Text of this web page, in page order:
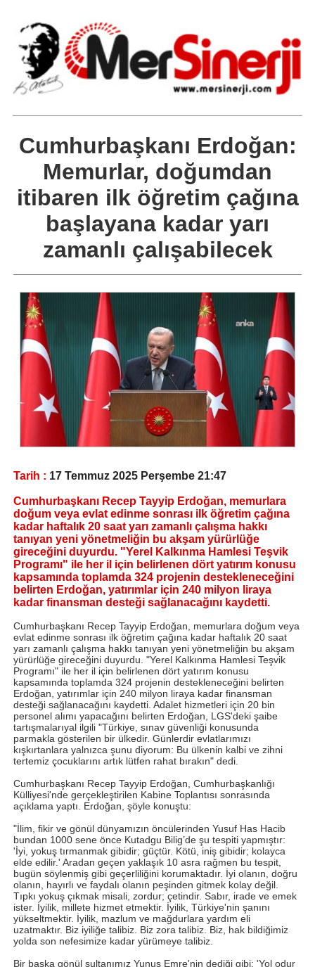
Cumhurbaşkanı Erdoğan:
Memurlar, doğumdan
itibaren ilk öğretim çağına
başlayana kadar yarı
zamanlı çalışabilecek
Tarih : 17 Temmuz 2025 Perşembe 21:47
Cumhurbaşkanı Recep Tayyip Erdoğan, memurlara
doğum veya evlat edinme sonrası ilk öğretim çağına
kadar haftalık 20 saat yarı zamanlı çalışma hakkı
tanıyan yeni yönetmeliğin bu akşam yürürlüğe
gireceğini duyurdu. "Yerel Kalkınma Hamlesi Teşvik
Programı" ile her il için belirlenen dört yatırım konusu
kapsamında toplamda 324 projenin destekleneceğini
belirten Erdoğan, yatırımlar için 240 milyon liraya
kadar finansman desteği sağlanacağını kaydetti.
Cumhurbaşkanı Recep Tayyip Erdoğan, memurlara doğum veya
evlat edinme sonrası ilk öğretim çağına kadar haftalık 20 saat
yarı zamanlı çalışma hakkı tanıyan yeni yönetmeliğin bu akşam
yürürlüğe gireceğini duyurdu. "Yerel Kalkınma Hamlesi Teşvik
Programı" ile her il için belirlenen dört yatırım konusu
kapsamında toplamda 324 projenin destekleneceğini belirten
Erdoğan, yatırımlar için 240 milyon liraya kadar finansman
desteği sağlanacağını kaydetti. Adalet hizmetleri için 20 bin
personel alımı yapacağını belirten Erdoğan, LGS'deki şaibe
tartışmalarıyal ilgili "Türkiye, sınav güvenliği konusunda
parmakla gösterilen bir ülkedir. Günlerdir evlatlarımızı
kışkırtanlara yalnızca şunu diyorum: Bu ülkenin kalbi ve zihni
tertemiz çocuklarını artık lütfen rahat bırakın" dedi.
Cumhurbaşkanı Recep Tayyip Erdoğan, Cumhurbaşkanlığı
Külliyesi'nde gerçekleştirilen Kabine Toplantısı sonrasında
açıklama yaptı. Erdoğan, şöyle konuştu:
"İlim, fikir ve gönül dünyamızın öncülerinden Yusuf Has Hacib
bundan 1000 sene önce Kutadgu Bilig’de şu tespiti yapmıştır:
'İyi, yokuş tırmanmak gibidir; güçtür. Kötü, iniş gibidir; kolayca
elde edilir.' Aradan geçen yaklaşık 10 asra rağmen bu tespit,
bugün söylenmiş gibi geçerliliğini korumaktadır. İyi olanın, doğru
olanın, hayırlı ve faydalı olanın peşinden gitmek kolay değil.
Tıpkı yokuş çıkmak misali, zordur; çetindir. Sabır, irade ve emek
ister. İyilik, millete hizmet etmektir. İyilik, Türkiye'nin şanını
yükseltmektir. İyilik, mazlum ve mağdurlara yardım eli
uzatmaktır. Biz iyiliğe talibiz. Biz zora talibiz. Biz, hak bildiğimiz
yolda son nefesimize kadar yürümeye talibiz.
Bir başka gönül sultanımız Yunus Emre'nin dediği gibi: 'Yol odur